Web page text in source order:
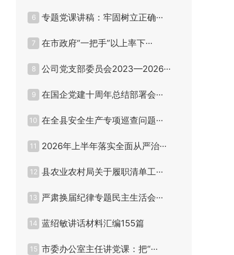
6 专题党课讲稿：牢固树立正确···
7 在市政府“一把手”以上率下···
8 公司党支部委员会2023—2026···
9 在国企党建十周年总结部署会···
10 在全县安全生产专项巡查问题···
11 2026年上半年落实全面从严治···
12 县农业农村局关于履职清单工···
13 严肃换届纪律专题民主生活会···
14 蓝绍敏讲话材料汇编155篇
15 市委办公室主任讲党课：把“···